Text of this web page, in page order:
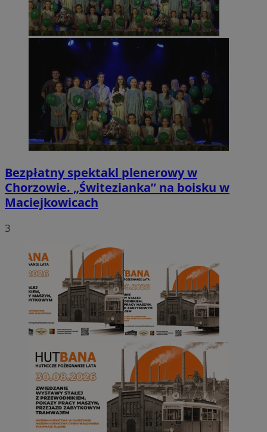
Bezpłatny spektakl plenerowy w
Chorzowie. „Świtezianka” na boisku w
Maciejkowicach
3